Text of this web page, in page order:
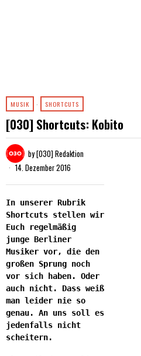
MUSIK · SHORTCUTS
[030] Shortcuts: Kobito
by[030] Redaktion
14. Dezember 2016
In unserer Rubrik
Shortcuts stellen wir
Euch regelmäßig
junge Berliner
Musiker vor, die den
großen Sprung noch
vor sich haben. Oder
auch nicht. Dass weiß
man leider nie so
genau. An uns soll es
jedenfalls nicht
scheitern.